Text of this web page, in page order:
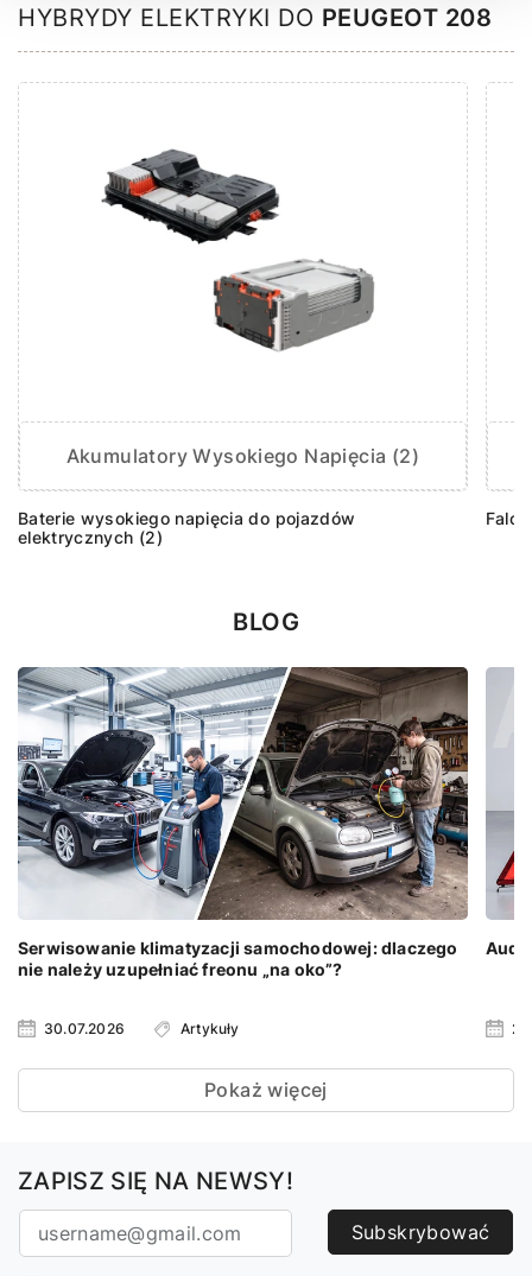
HYBRYDY ELEKTRYKI DO PEUGEOT 208
Akumulatory Wysokiego Napięcia (2)
Baterie wysokiego napięcia do pojazdów
elektrycznych (2)
BLOG
Serwisowanie klimatyzacji samochodowej: dlaczego
nie należy uzupełniać freonu „na oko”?
30.07.2026 Artykuły
Audi
Pokaż więcej
ZAPISZ SIĘ NA NEWSY!
Subskrybować